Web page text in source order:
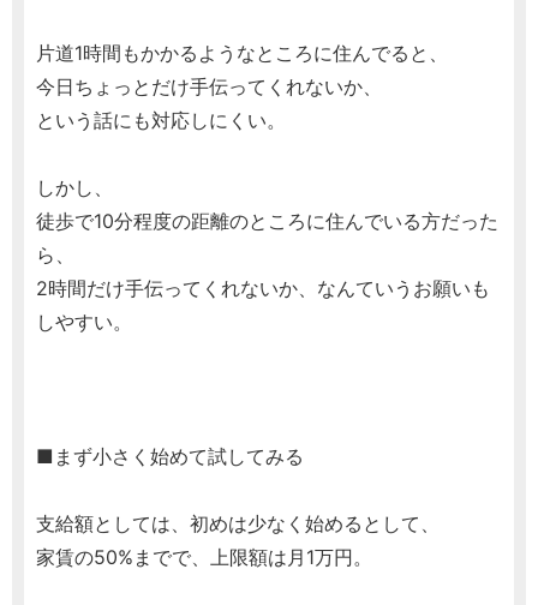
片道1時間もかかるようなところに住んでると、
今日ちょっとだけ手伝ってくれないか、
という話にも対応しにくい。
しかし、
徒歩で10分程度の距離のところに住んでいる方だった
ら、
2時間だけ手伝ってくれないか、なんていうお願いも
しやすい。
■まず小さく始めて試してみる
支給額としては、初めは少なく始めるとして、
家賃の50%までで、上限額は月1万円。